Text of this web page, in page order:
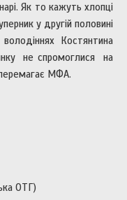
Як то кажуть хлопці
у другій половині
Костянтина
не спромоглися на
МФА.
ОТГ)